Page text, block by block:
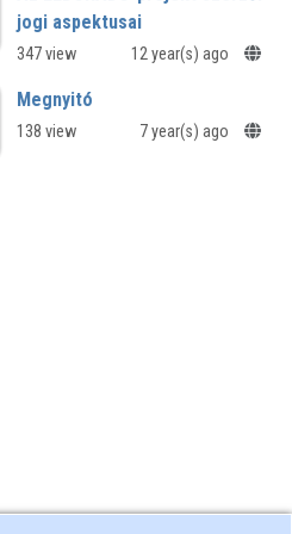
jogi aspektusai
347 view 12 year(s) ago
Megnyitó
138 view 7 year(s) ago